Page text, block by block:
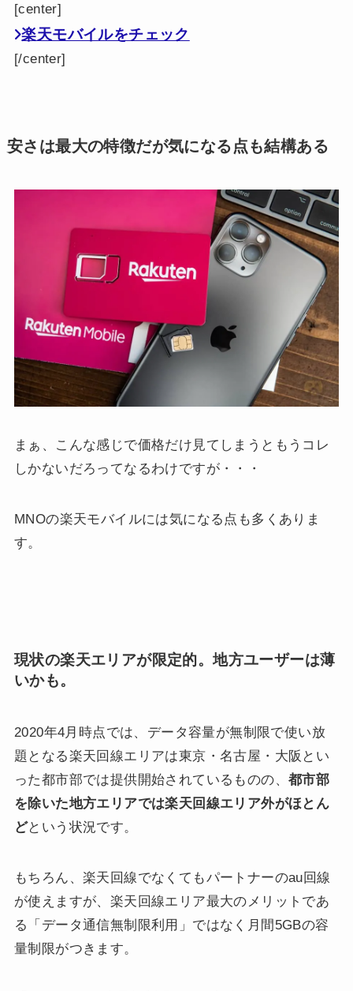
[center]
楽天モバイルをチェック
[/center]
安さは最大の特徴だが気になる点も結構ある
まぁ、こんな感じで価格だけ見てしまうともうコレ
しかないだろってなるわけですが・・・
MNOの楽天モバイルには気になる点も多くありま
す。
現状の楽天エリアが限定的。地方ユーザーは薄
いかも。
2020年4月時点では、データ容量が無制限で使い放
題となる楽天回線エリアは東京・名古屋・大阪とい
った都市部では提供開始されているものの、 都市部
を除いた地方エリアでは楽天回線エリア外がほとん
どという状況です。
もちろん、楽天回線でなくてもパートナーのau回線
が使えますが、楽天回線エリア最大のメリットであ
る「データ通信無制限利用」ではなく月間5GBの容
量制限がつきます。